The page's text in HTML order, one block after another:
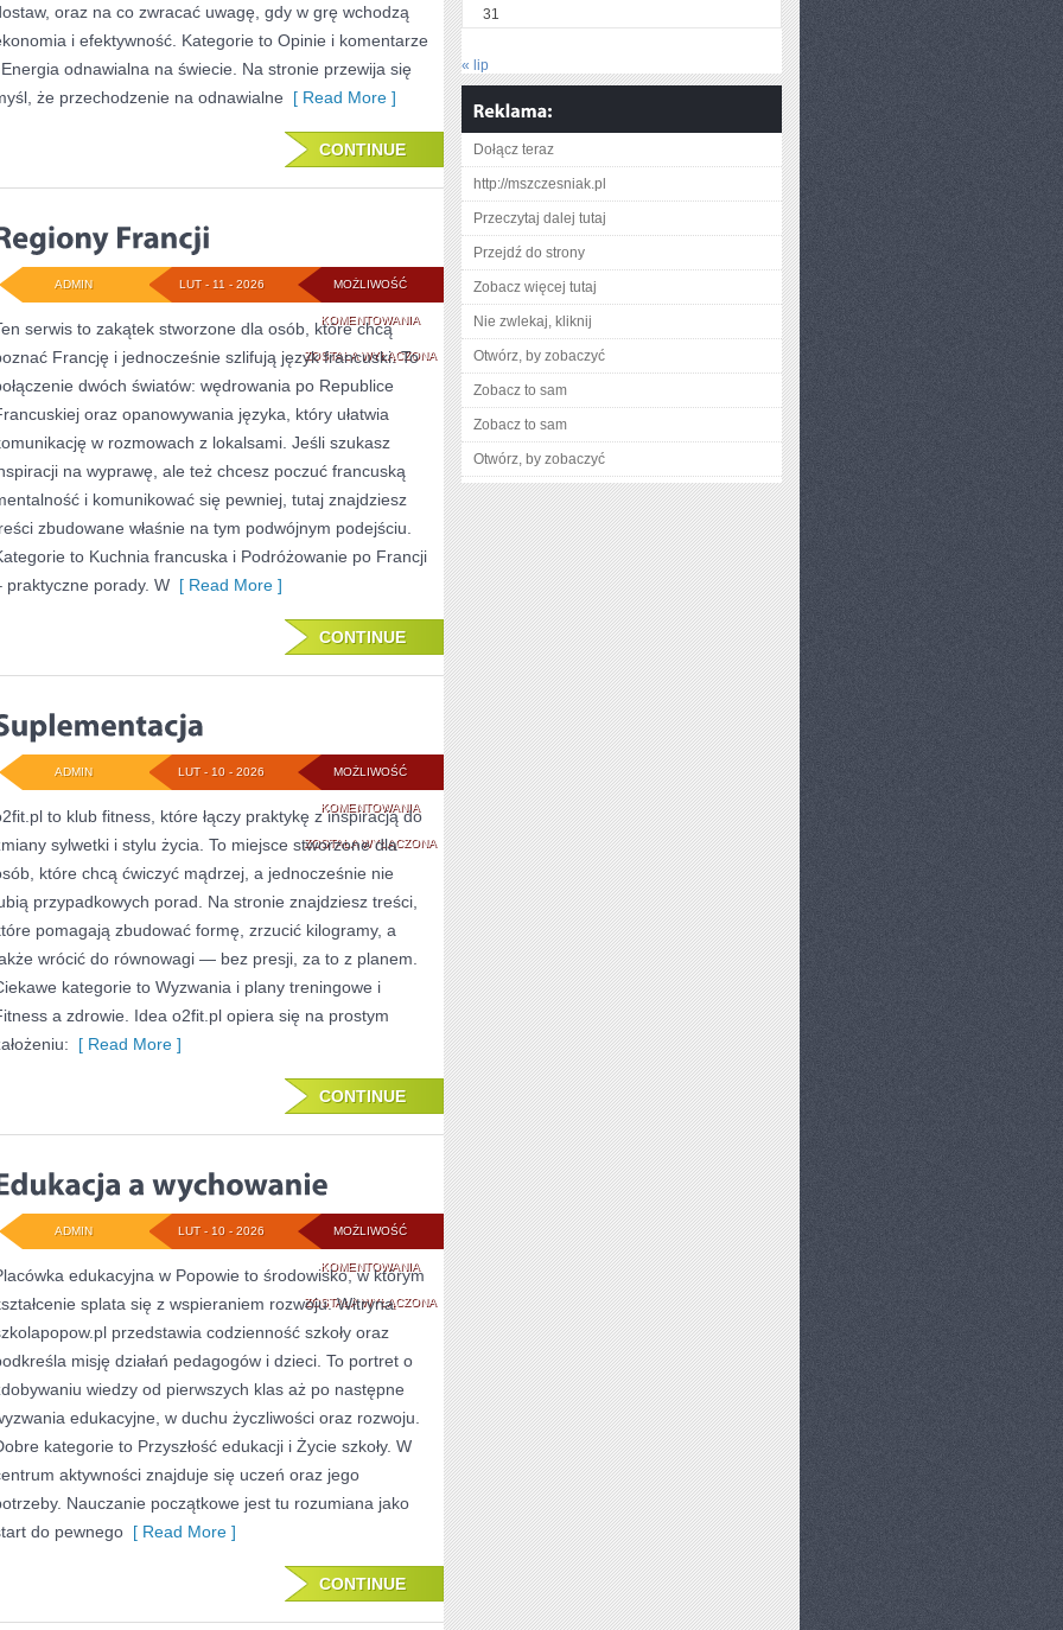
oraz na co zwracać uwagę, gdy w grę wchodzą
i efektywność. Kategorie to Opinie i komentarze
odnawialna na świecie. Na stronie przewija się
że przechodzenie na odnawialne [ Read More ]
CONTINUE
MOŻLIWOŚĆ
KOMENTOWANIAREGIONY
FRANCJI
ZOSTAŁA WYŁĄCZONA
LUT - 11 - 2026
ADMIN
serwis to zakątek stworzone dla osób, które chcą
Francję i jednocześnie szlifują język francuski. To
dwóch światów: wędrowania po Republice
oraz opanowywania języka, który ułatwia
w rozmowach z lokalsami. Jeśli szukasz
na wyprawę, ale też chcesz poczuć francuską
i komunikować się pewniej, tutaj znajdziesz
zbudowane właśnie na tym podwójnym podejściu.
to Kuchnia francuska i Podróżowanie po Francji
praktyczne porady. W [ Read More ]
CONTINUE
MOŻLIWOŚĆ
KOMENTOWANIASUPLEMENTACJA
ZOSTAŁA WYŁĄCZONA
LUT - 10 - 2026
ADMIN
to klub fitness, które łączy praktykę z inspiracją do
sylwetki i stylu życia. To miejsce stworzone dla
które chcą ćwiczyć mądrzej, a jednocześnie nie
przypadkowych porad. Na stronie znajdziesz treści,
pomagają zbudować formę, zrzucić kilogramy, a
wrócić do równowagi — bez presji, za to z planem.
kategorie to Wyzwania i plany treningowe i
a zdrowie. Idea o2fit.pl opiera się na prostym
[ Read More ]
CONTINUE
MOŻLIWOŚĆ
KOMENTOWANIAEDUKACJA
A
WYCHOWANIE
ZOSTAŁA WYŁĄCZONA
LUT - 10 - 2026
ADMIN
edukacyjna w Popowie to środowisko, w którym
splata się z wspieraniem rozwoju. Witryna
przedstawia codzienność szkoły oraz
misję działań pedagogów i dzieci. To portret o
wiedzy od pierwszych klas aż po następne
edukacyjne, w duchu życzliwości oraz rozwoju.
kategorie to Przyszłość edukacji i Życie szkoły. W
aktywności znajduje się uczeń oraz jego
Nauczanie początkowe jest tu rozumiana jako
do pewnego [ Read More ]
CONTINUE
31
« lip
Dołącz teraz
http://mszczesniak.pl
Przeczytaj dalej tutaj
Przejdź do strony
Zobacz więcej tutaj
Nie zwlekaj, kliknij
Otwórz, by zobaczyć
Zobacz to sam
Zobacz to sam
Otwórz, by zobaczyć